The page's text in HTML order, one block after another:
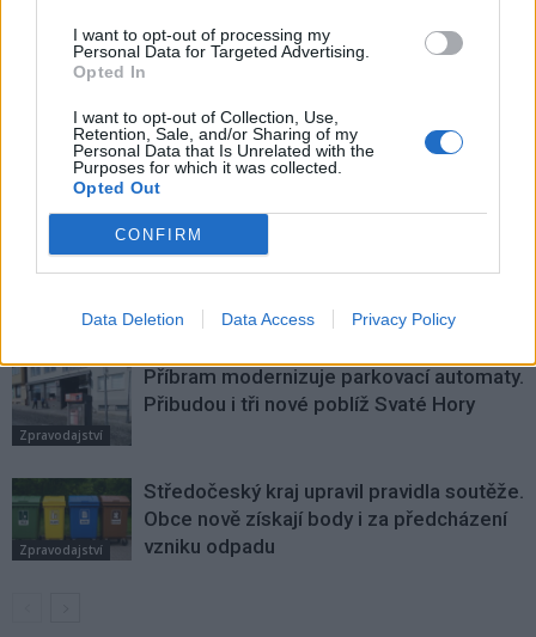
I want to opt-out of processing my
Personal Data for Targeted Advertising.
Opted In
I want to opt-out of Collection, Use,
Retention, Sale, and/or Sharing of my
Personal Data that Is Unrelated with the
Purposes for which it was collected.
Opted Out
CONFIRM
Data Deletion Data Access Privacy Policy
Pětapadesátiletá žena usedla za
volant s více jak dvěma promile
Čarodějnické rejdění ve
SOUVISEJÍCÍ ČLÁNKY
VÍCE OD AUTORA
Zpravodajství
Většina koupališť na Příbramsku nabízí
Živohošti
Zpravodajství
Příbram modernizuje parkovací automaty.
Přibudou i tři nové poblíž Svaté Hory
Zpravodajství
Středočeský kraj upravil pravidla soutěže.
Obce nově získají body i za předcházení
vzniku odpadu